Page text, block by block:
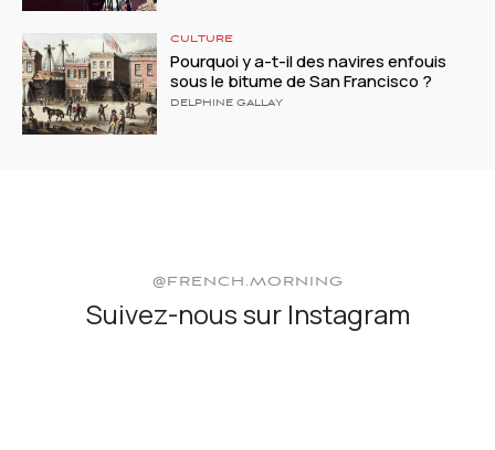
CULTURE
Pourquoi y a-t-il des navires enfouis
sous le bitume de San Francisco ?
DELPHINE GALLAY
@FRENCH.MORNING
Suivez-nous sur Instagram